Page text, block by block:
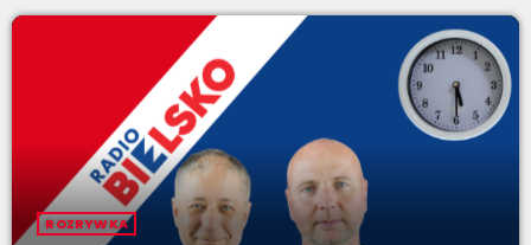
ROZRYWKA